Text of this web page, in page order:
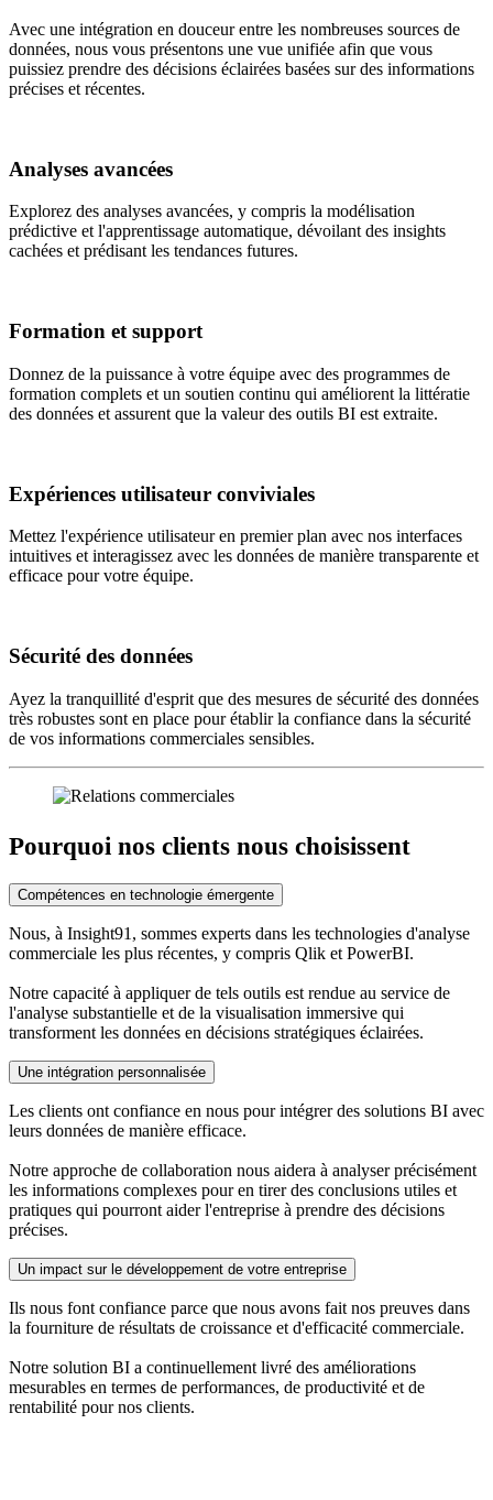
Avec une intégration en douceur entre les nombreuses sources de
données, nous vous présentons une vue unifiée afin que vous
puissiez prendre des décisions éclairées basées sur des informations
précises et récentes.
Analyses avancées
Explorez des analyses avancées, y compris la modélisation
prédictive et l'apprentissage automatique, dévoilant des insights
cachées et prédisant les tendances futures.
Formation et support
Donnez de la puissance à votre équipe avec des programmes de
formation complets et un soutien continu qui améliorent la littératie
des données et assurent que la valeur des outils BI est extraite.
Expériences utilisateur conviviales
Mettez l'expérience utilisateur en premier plan avec nos interfaces
intuitives et interagissez avec les données de manière transparente et
efficace pour votre équipe.
Sécurité des données
Ayez la tranquillité d'esprit que des mesures de sécurité des données
très robustes sont en place pour établir la confiance dans la sécurité
de vos informations commerciales sensibles.
Pourquoi nos clients nous choisissent
Compétences en technologie émergente
Nous, à Insight91, sommes experts dans les technologies d'analyse
commerciale les plus récentes, y compris Qlik et PowerBI.
Notre capacité à appliquer de tels outils est rendue au service de
l'analyse substantielle et de la visualisation immersive qui
transforment les données en décisions stratégiques éclairées.
Une intégration personnalisée
Les clients ont confiance en nous pour intégrer des solutions BI avec
leurs données de manière efficace.
Notre approche de collaboration nous aidera à analyser précisément
les informations complexes pour en tirer des conclusions utiles et
pratiques qui pourront aider l'entreprise à prendre des décisions
précises.
Un impact sur le développement de votre entreprise
Ils nous font confiance parce que nous avons fait nos preuves dans
la fourniture de résultats de croissance et d'efficacité commerciale.
Notre solution BI a continuellement livré des améliorations
mesurables en termes de performances, de productivité et de
rentabilité pour nos clients.